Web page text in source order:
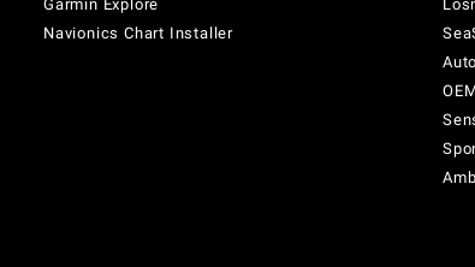
Garmin Explore
Navionics Chart Installer